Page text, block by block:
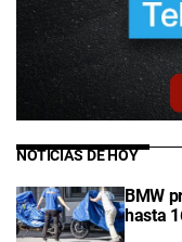
NOTICIAS DE HOY
BMW
hasta